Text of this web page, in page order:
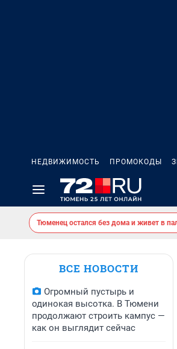
НЕДВИЖИМОСТЬ ПРОМОКОДЫ
Тюменец остался без дома и живет в
ВСЕ НОВОСТИ
Огромный пустырь и
одинокая высотка. В Тюмени
продолжают строить кампус —
как он выглядит сейчас